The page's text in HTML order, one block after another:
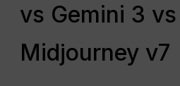
vs Gemini 3 vs
Midjourney v7